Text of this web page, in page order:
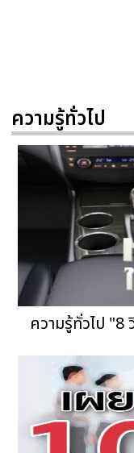
ความรู้ทั่วไป
ความรู้ทั่วไป "8